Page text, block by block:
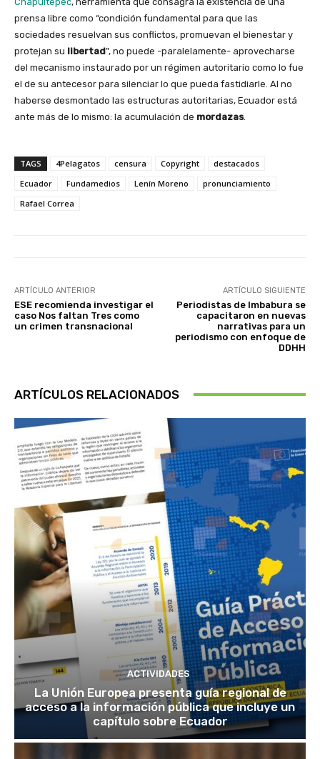
prensa libre como “condición fundamental para que las
sociedades resuelvan sus conflictos, promuevan el bienestar y
protejan su libertad”, no puede -paralelamente- aprovecharse
del mecanismo instaurado por un régimen autoritario como lo fue
el de su antecesor para silenciar lo que pueda fastidiarle. Al no
haberse desmontado las estructuras autoritarias, Ecuador está
ante más de lo mismo: la acumulación de mordazas.
TAGS 4Pelagatos censura Copyright
destacados
Ecuador
Fundamedios Lenín Moreno
pronunciamiento
Rafael Correa
ARTÍCULO ANTERIOR
ESE recomienda investigar el
caso Nos faltan Tres como
un crimen transnacional
ARTÍCULO SIGUIENTE
Periodistas de Imbabura se
capacitaron en nuevas
narrativas para un
periodismo con enfoque de
DDHH
ARTÍCULOS RELACIONADOS
ACTIVIDADES
La Unión Europea presenta guía regional de
acceso a la información pública que incluye un
capítulo sobre Ecuador